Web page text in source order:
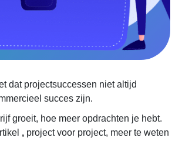
dat projectsuccessen niet altijd
succes zijn.
groeit, hoe meer opdrachten je hebt.
, project voor project, meer te weten